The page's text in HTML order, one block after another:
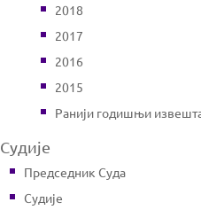
2018
2017
2016
2015
Ранији годишњи
Судије
Председник Суда
Судије